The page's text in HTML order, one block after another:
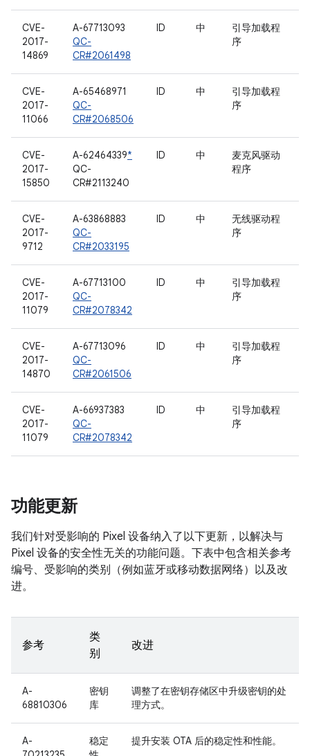
CVE-
2017-
14869
A-67713093
QC-
CR#2061498
ID 中
引导加载程
序
CVE-
2017-
11066
A-65468971
QC-
CR#2068506
ID 中
引导加载程
序
CVE-
2017-
15850
A-62464339*
QC-
CR#2113240
ID 中
麦克风驱动
程序
CVE-
2017-
9712
A-63868883
QC-
CR#2033195
ID 中
无线驱动程
序
CVE-
2017-
11079
A-67713100
QC-
CR#2078342
ID 中
引导加载程
序
CVE-
2017-
14870
A-67713096
QC-
CR#2061506
ID 中
引导加载程
序
CVE-
2017-
11079
A-66937383
QC-
CR#2078342
ID 中
引导加载程
序
功能更新
我们针对受影响的 Pixel 设备纳入了以下更新，以解决与
Pixel 设备的安全性无关的功能问题。下表中包含相关参考
编号、受影响的类别（例如蓝牙或移动数据网络）以及改
进。
参考
类
别
改进
A-
68810306
密钥
库
调整了在密钥存储区中升级密钥的处
理方式。
A-
稳定
提升安装 OTA 后的稳定性和性能。